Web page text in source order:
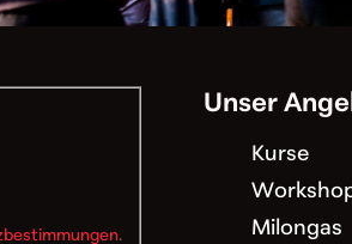
.
Unser
Kurse
Milongas